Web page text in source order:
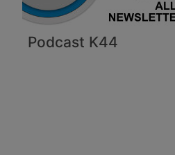
Podcast K44